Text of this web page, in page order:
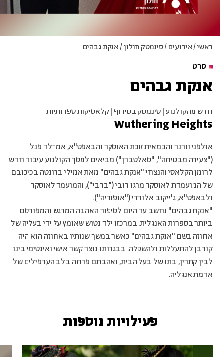
ראשי/אירועים/סינמטק חולון/אנקת גבהים
סרט
אנקת גבהים
חדש מהקולנוע | סינמטק בטירוף | קלאסיקות ספרותיות
Wuthering Heights
אולפני וורנר והבמאית זוכת האוסקר והבאפט"א, אמרלד פנל
("צעירה מבטיחה", "סאלטברן") מביאים למסך הקולנוע עיבוד חדש
לרומן הקלאסי והנצחי "אנקת גבהים" מאת אמילי ברונטה בכיכובם
של המועמדת לאוסקר מרגו רובי ("ברבי"), והמועמד לאוסקר
ולבאפט"א, ג'ייקוב אלורדי ("אופוריה").
"אנקת גבהים" נחשב עד היום לסיפור האהבה המרגש והמפורסם
ביותר בספרות האנגלית. במרכזו ילד נטוש שאומץ על ידי בעליה של
אחוזה בשם "אנקת גבהים" כאשר במשך שנותיו באחוזה הוא היה
קורבן להתעללות ולהשפלה. בבגרותו נוצר קשר אישי ואינטימי בינו
לבין קתרין, בתו של בעל הבית, ואהבתם פרחה בלב הערפילים של
אדמת אנגליה.
פעילויות נוספות